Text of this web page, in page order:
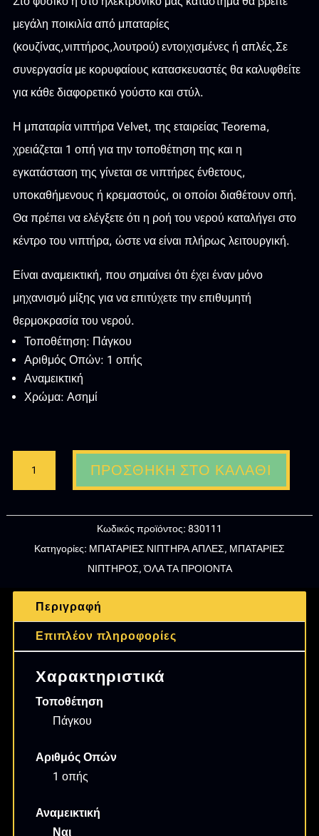
μεγάλη ποικιλία από μπαταρίες
(κουζίνας,νιπτήρος,λουτρού) εντοιχισμένες ή απλές.Σε
συνεργασία με κορυφαίους κατασκευαστές θα καλυφθείτε
για κάθε διαφορετικό γούστο και στύλ.
Η μπαταρία νιπτήρα Velvet, της εταιρείας Teorema,
χρειάζεται 1 οπή για την τοποθέτηση της και η
εγκατάσταση της γίνεται σε νιπτήρες ένθετους,
υποκαθήμενους ή κρεμαστούς, οι οποίοι διαθέτουν οπή.
Θα πρέπει να ελέγξετε ότι η ροή του νερού καταλήγει στο
κέντρο του νιπτήρα, ώστε να είναι πλήρως λειτουργική.
Είναι αναμεικτική, που σημαίνει ότι έχει έναν μόνο
μηχανισμό μίξης για να επιτύχετε την επιθυμητή
θερμοκρασία του νερού.
Τοποθέτηση: Πάγκου
Αριθμός Οπών: 1 οπής
Αναμεικτική
Χρώμα: Ασημί
13CM
(830111)
ποσότητα
ΠΡΟΣΘΉΚΗ ΣΤΟ ΚΑΛΆΘΙ
Κωδικός προϊόντος: 830111
Κατηγορίες: ΜΠΑΤΑΡΙΕΣ ΝΙΠΤΗΡΑ ΑΠΛΕΣ, ΜΠΑΤΑΡΙΕΣ
ΝΙΠΤΗΡΟΣ,ΌΛΑ ΤΑ ΠΡΟΙΟΝΤΑ
Περιγραφή
Επιπλέον πληροφορίες
Χαρακτηριστικά
Τοποθέτηση
Πάγκου
Αριθμός Οπών
1 οπής
Αναμεικτική
Ναι